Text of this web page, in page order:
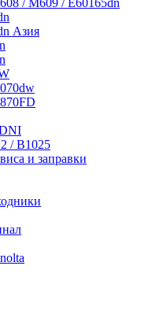
Азия
/ B1025
и заправки